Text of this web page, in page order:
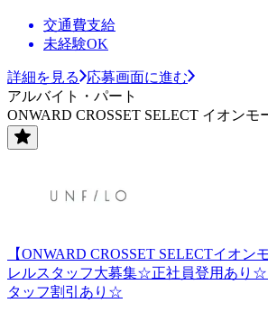
交通費支給
未経験OK
詳細を見る
応募画面に進む
アルバイト・パート
ONWARD CROSSET SELECT イオンモ
【ONWARD CROSSET SELECTイオン
レルスタッフ大募集☆正社員登用あり
タッフ割引あり☆